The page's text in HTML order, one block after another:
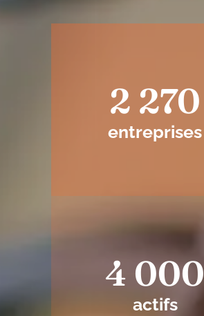
2 270
entreprises
4 000
actifs